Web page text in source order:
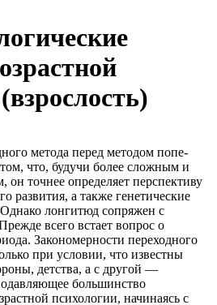
метода перед методом попе­
что, будучи более сложным и
точнее определяет перспективу
развития, а также генетические
лонгитюд сопряжен с
всего встает вопрос о
Закономерности переходного
при условии, что известны
детства, а с другой —
большинство
психологии, начинаясь с